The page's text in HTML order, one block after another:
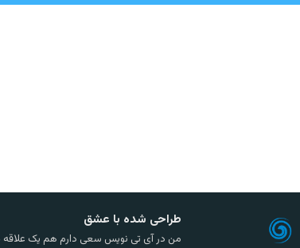
طراحی شده با عشق
من در آی تی نویس سعی دارم هم یک علاقه